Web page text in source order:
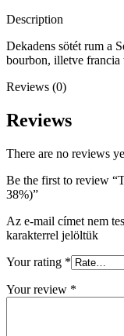
Description
Dekadens sötét rum a
bourbon, illetve
Reviews (0)
Reviews
There are no reviews
Be the first to review
38%)”
Az e-mail címet nem
karakterrel jelöltük
Your rating *
Your review *